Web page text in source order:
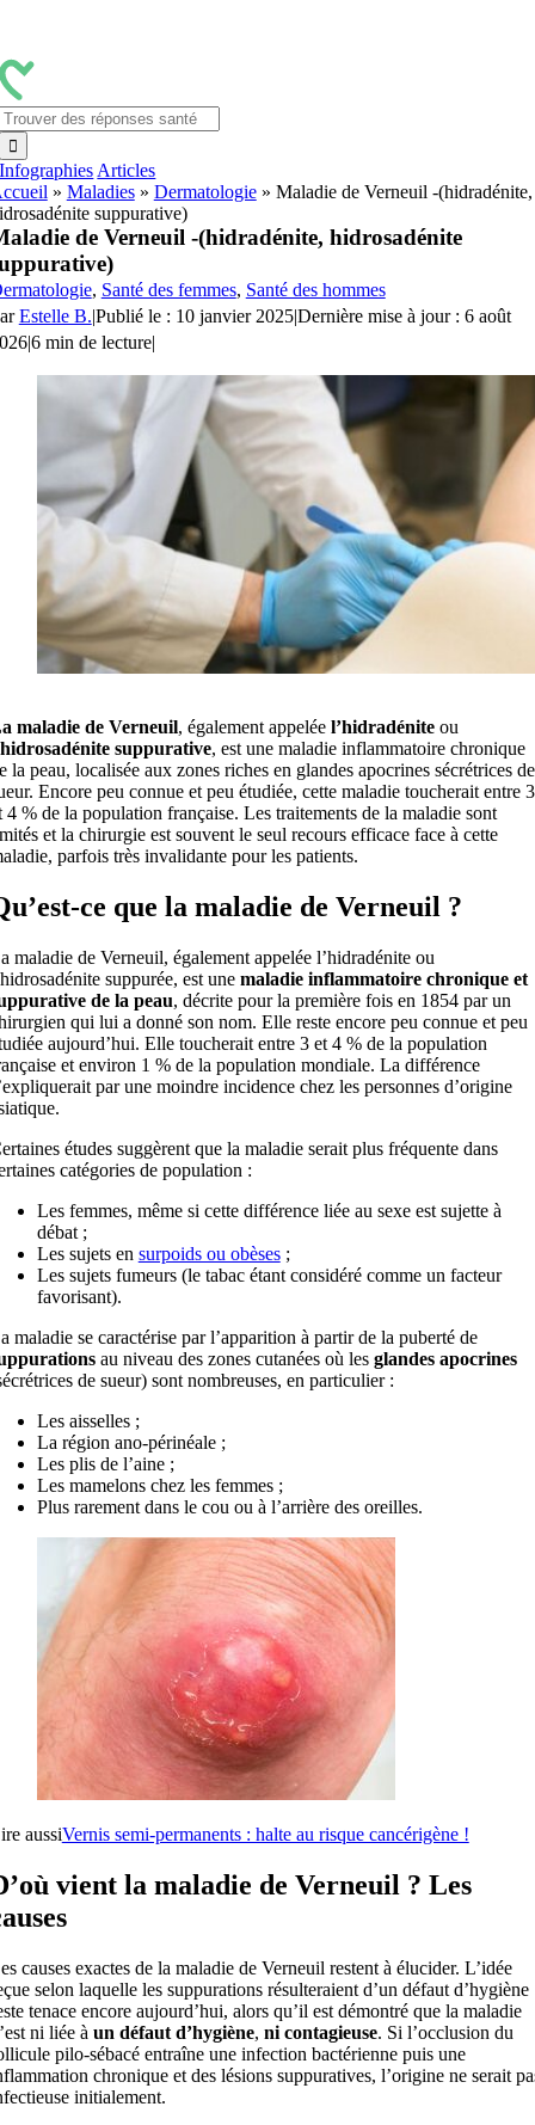
contenu
Infographies Articles
» Maladies» Dermatologie» Maladie de Verneuil -(hidradénite,
suppurative)
de Verneuil -(hidradénite, hidrosadénite
, Santé des femmes, Santé des hommes
Estelle B.|Publié le : 10 janvier 2025|Dernière mise à jour : 6 août
|6 min de lecture|
maladie de Verneuil, également appelée l’hidradénite ou
suppurative, est une maladie inflammatoire chronique
la peau, localisée aux zones riches en glandes apocrines sécrétrices de
Encore peu connue et peu étudiée, cette maladie toucherait entre 3
4 % de la population française. Les traitements de la maladie sont
et la chirurgie est souvent le seul recours efficace face à cette
parfois très invalidante pour les patients.
ce que la maladie de Verneuil ?
maladie de Verneuil, également appelée l’hidradénite ou
suppurée, est une maladie inflammatoire chronique et
de la peau, décrite pour la première fois en 1854 par un
qui lui a donné son nom. Elle reste encore peu connue et peu
aujourd’hui. Elle toucherait entre 3 et 4 % de la population
et environ 1 % de la population mondiale. La différence
par une moindre incidence chez les personnes d’origine
études suggèrent que la maladie serait plus fréquente dans
catégories de population :
Les femmes, même si cette différence liée au sexe est sujette à
débat ;
Les sujets en surpoids ou obèses;
Les sujets fumeurs (le tabac étant considéré comme un facteur
favorisant).
maladie se caractérise par l’apparition à partir de la puberté de
au niveau des zones cutanées où les glandes apocrines
de sueur) sont nombreuses, en particulier :
Les aisselles ;
La région ano-périnéale ;
Les plis de l’aine ;
Les mamelons chez les femmes ;
Plus rarement dans le cou ou à l’arrière des oreilles.
aussiVernis semi-permanents : halte au risque cancérigène !
vient la maladie de Verneuil ? Les
causes exactes de la maladie de Verneuil restent à élucider. L’idée
selon laquelle les suppurations résulteraient d’un défaut d’hygiène
tenace encore aujourd’hui, alors qu’il est démontré que la maladie
ni liée à un défaut d’hygiène, ni contagieuse. Si l’occlusion du
pilo-sébacé entraîne une infection bactérienne puis une
chronique et des lésions suppuratives, l’origine ne serait
initialement.